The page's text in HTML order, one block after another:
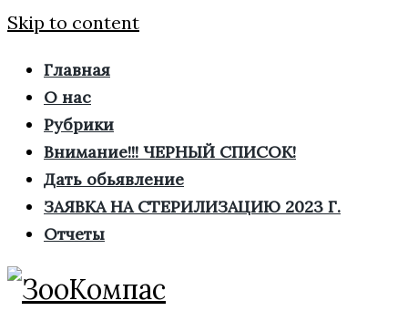
Skip to content
Главная
О нас
Рубрики
Внимание!!! ЧЕРНЫЙ СПИСОК!
Дать обьявление
ЗАЯВКА НА СТЕРИЛИЗАЦИЮ 2023 Г.
Отчеты